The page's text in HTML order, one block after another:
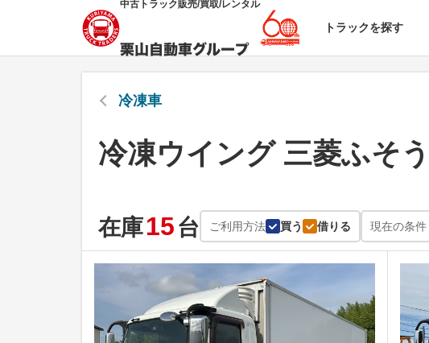
中古トラック販売/買取/レンタル
トラックを探す
冷凍車
冷凍ウイング 三菱ふそう
在庫15台 ご利用方法 買う 借りる 現在の条件